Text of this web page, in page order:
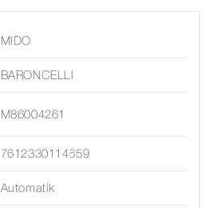
MIDO
BARONCELLI
M86004261
7612330114659
Automatik